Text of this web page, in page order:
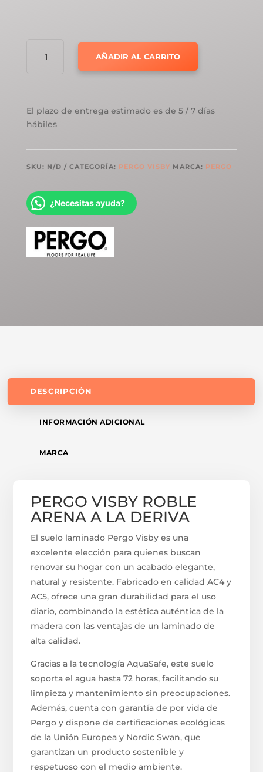
VISBY
LA
DERIVA
AÑADIR AL CARRITO
El plazo de entrega estimado es de 5 / 7 días
hábiles
SKU: N/D CATEGORÍA: PERGO VISBY MARCA: PERGO
¿Necesitas ayuda?
DESCRIPCIÓN
INFORMACIÓN ADICIONAL
MARCA
PERGO VISBY ROBLE
ARENA A LA DERIVA
El suelo laminado Pergo Visby es una
excelente elección para quienes buscan
renovar su hogar con un acabado elegante,
natural y resistente. Fabricado en calidad AC4 y
AC5, ofrece una gran durabilidad para el uso
diario, combinando la estética auténtica de la
madera con las ventajas de un laminado de
alta calidad.
Gracias a la tecnología AquaSafe, este suelo
soporta el agua hasta 72 horas, facilitando su
limpieza y mantenimiento sin preocupaciones.
Además, cuenta con garantía de por vida de
Pergo y dispone de certificaciones ecológicas
de la Unión Europea y Nordic Swan, que
garantizan un producto sostenible y
respetuoso con el medio ambiente.